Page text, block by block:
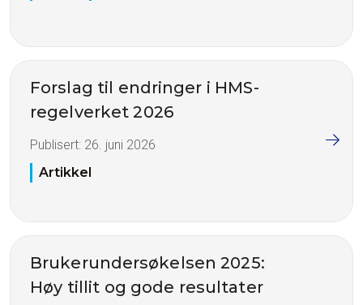
Forslag til endringer i HMS-
regelverket 2026
Publisert: 26. juni 2026
Artikkel
Brukerundersøkelsen 2025:
Høy tillit og gode resultater